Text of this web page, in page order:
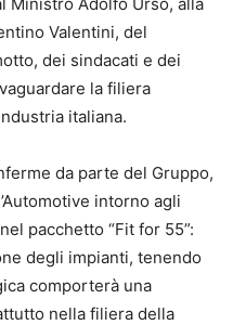
Valentini, del
dei sindacati e dei
la filiera
italiana.
da parte del Gruppo,
intorno agli
pacchetto “Fit for 55”:
degli impianti, tenendo
comporterà una
nella filiera della